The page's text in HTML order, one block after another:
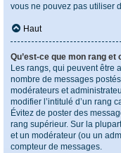
vous ne pouvez pas utiliser
Haut
Qu’est-ce que mon rang
Les rangs, qui peuvent être
nombre de messages
modérateurs et
modifier l’intitulé d’un rang
Évitez de poster des
rang supérieur. Sur la
et un modérateur (ou un
compteur de messages.